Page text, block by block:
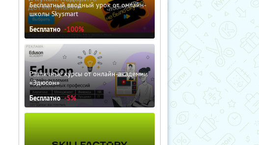
Бесплатный вводный урок от онлайн-
школы Skysmart
Бесплатно -100%
Различные курсы от онлайн-академии
«Эдюсон»
Бесплатно -5%